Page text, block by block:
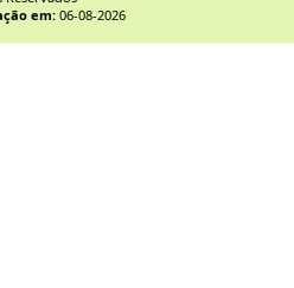
em:06-08-2026